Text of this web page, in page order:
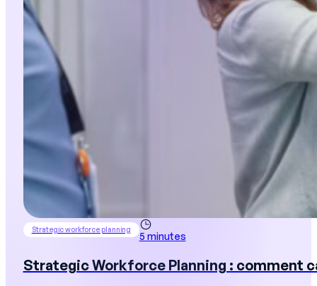
Strategic workforce planning
5 minutes
Strategic Workforce Planning : comment